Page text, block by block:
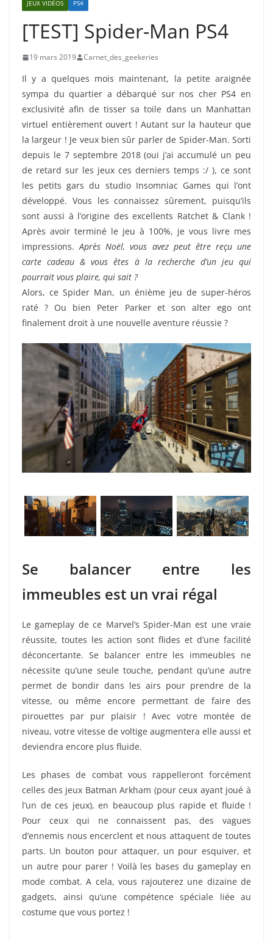
JEUX VIDÉOS PS4
[TEST] Spider-Man PS4
19 mars 2019 Carnet_des_geekeries
Il y a quelques mois maintenant, la petite araignée
sympa du quartier a débarqué sur nos cher PS4 en
exclusivité afin de tisser sa toile dans un Manhattan
virtuel entièrement ouvert ! Autant sur la hauteur que
la largeur ! Je veux bien sûr parler de Spider-Man. Sorti
depuis le 7 septembre 2018 (oui j’ai accumulé un peu
de retard sur les jeux ces derniers temps :/ ), ce sont
les petits gars du studio Insomniac Games qui l’ont
développé. Vous les connaissez sûrement, puisqu’ils
sont aussi à l’origine des excellents Ratchet & Clank !
Après avoir terminé le jeu à 100%, je vous livre mes
impressions.Après Noël, vous avez peut être reçu une
carte cadeau & vous êtes à la recherche d’un jeu qui
pourrait vous plaire, qui sait ?
Alors, ce Spider Man, un énième jeu de super-héros
raté ? Ou bien Peter Parker et son alter ego ont
finalement droit à une nouvelle aventure réussie ?
Se balancer entre les
immeubles est un vrai régal
Le gameplay de ce Marvel’s Spider-Man est une vraie
réussite, toutes les action sont flides et d’une facilité
déconcertante. Se balancer entre les immeubles ne
nécessite qu’une seule touche, pendant qu’une autre
permet de bondir dans les airs pour prendre de la
vitesse, ou même encore permettant de faire des
pirouettes par pur plaisir ! Avec votre montée de
niveau, votre vitesse de voltige augmentera elle aussi et
deviendra encore plus fluide.
Les phases de combat vous rappelleront forcément
celles des jeux Batman Arkham (pour ceux ayant joué à
l’un de ces jeux), en beaucoup plus rapide et fluide !
Pour ceux qui ne connaissent pas, des vagues
d’ennemis nous encerclent et nous attaquent de toutes
parts. Un bouton pour attaquer, un pour esquiver, et
un autre pour parer ! Voilà les bases du gameplay en
mode combat. A cela, vous rajouterez une dizaine de
gadgets, ainsi qu’une compétence spéciale liée au
costume que vous portez !